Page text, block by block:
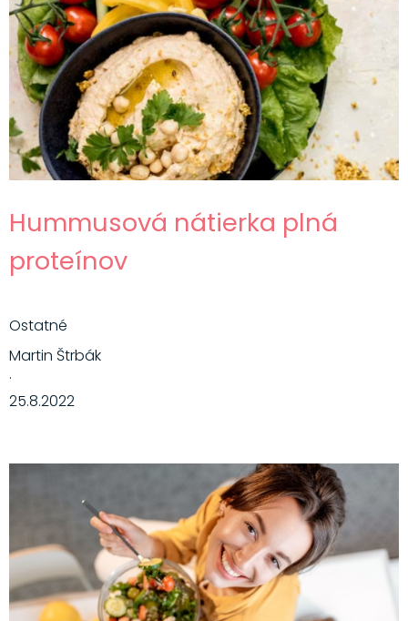
Hummusová nátierka plná
proteínov
Ostatné
Martin Štrbák
·
25.8.2022